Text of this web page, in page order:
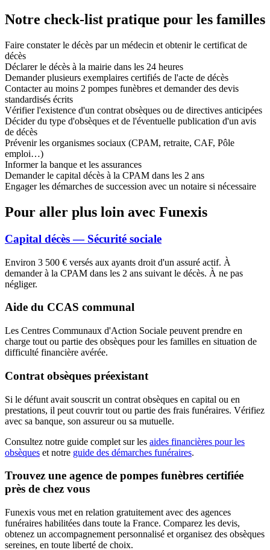
Notre check-list pratique pour les familles
Faire constater le décès par un médecin et obtenir le certificat de
décès
Déclarer le décès à la mairie dans les 24 heures
Demander plusieurs exemplaires certifiés de l'acte de décès
Contacter au moins 2 pompes funèbres et demander des devis
standardisés écrits
Vérifier l'existence d'un contrat obsèques ou de directives anticipées
Décider du type d'obsèques et de l'éventuelle publication d'un avis
de décès
Prévenir les organismes sociaux (CPAM, retraite, CAF, Pôle
emploi…)
Informer la banque et les assurances
Demander le capital décès à la CPAM dans les 2 ans
Engager les démarches de succession avec un notaire si nécessaire
Pour aller plus loin avec Funexis
Capital décès — Sécurité sociale
Environ 3 500 € versés aux ayants droit d'un assuré actif. À
demander à la CPAM dans les 2 ans suivant le décès. À ne pas
négliger.
Aide du CCAS communal
Les Centres Communaux d'Action Sociale peuvent prendre en
charge tout ou partie des obsèques pour les familles en situation de
difficulté financière avérée.
Contrat obsèques préexistant
Si le défunt avait souscrit un contrat obsèques en capital ou en
prestations, il peut couvrir tout ou partie des frais funéraires. Vérifiez
avec sa banque, son assureur ou sa mutuelle.
Consultez notre guide complet sur les aides financières pour les
obsèques et notre guide des démarches funéraires.
Trouvez une agence de pompes funèbres certifiée
près de chez vous
Funexis vous met en relation gratuitement avec des agences
funéraires habilitées dans toute la France. Comparez les devis,
obtenez un accompagnement personnalisé et organisez des obsèques
sereines, en toute liberté de choix.